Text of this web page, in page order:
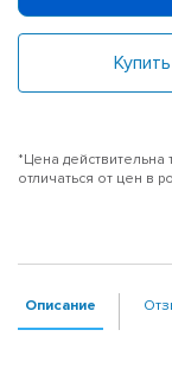
*Цена действительна
отличаться от цен в
Описание